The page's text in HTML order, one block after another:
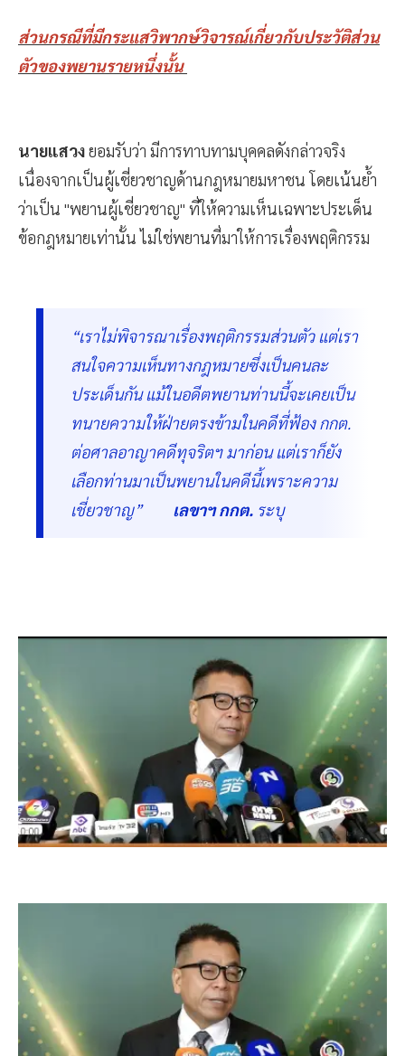
ส่วนกรณีที่มีกระแสวิพากษ์วิจารณ์เกี่ยวกับประวัติส่วน
ตัวของพยานรายหนึ่งนั้น
นายแสวงยอมรับว่า มีการทาบทามบุคคลดังกล่าวจริง
เนื่องจากเป็นผู้เชี่ยวชาญด้านกฎหมายมหาชน โดยเน้นย้ำ
ว่าเป็น "พยานผู้เชี่ยวชาญ" ที่ให้ความเห็นเฉพาะประเด็น
ข้อกฎหมายเท่านั้น ไม่ใช่พยานที่มาให้การเรื่องพฤติกรรม
“เราไม่พิจารณาเรื่องพฤติกรรมส่วนตัว แต่เรา
สนใจความเห็นทางกฎหมายซึ่งเป็นคนละ
ประเด็นกัน แม้ในอดีตพยานท่านนี้จะเคยเป็น
ทนายความให้ฝ่ายตรงข้ามในคดีที่ฟ้อง กกต.
ต่อศาลอาญาคดีทุจริตฯ มาก่อน แต่เราก็ยัง
เลือกท่านมาเป็นพยานในคดีนี้เพราะความ
เชี่ยวชาญ”
เลขาฯ กกต. ระบุ